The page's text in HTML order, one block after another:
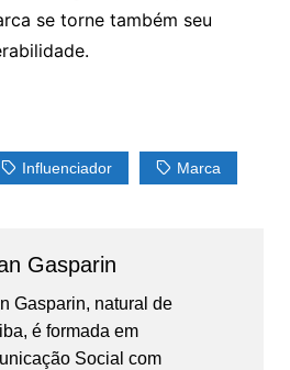
se torne também seu
Influenciador Marca
Gasparin
Gasparin, natural de
é formada em
Social com